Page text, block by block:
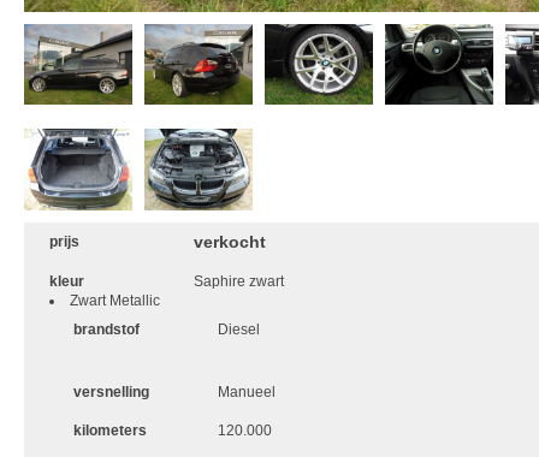
prijs verkocht
kleur
Saphire zwart
Zwart Metallic
brandstof
Diesel
versnelling Manueel
kilometers 120.000